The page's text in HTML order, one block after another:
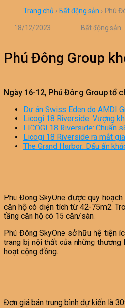
Trang chủ › Bất động sản › Phú
18/12/2023 Bất động sản
Phú Đông Group
Ngày 16-12, Phú Đông Group tổ
Dự án Swiss Eden do AMDI
Licogi 18 Riverside: Vượng
LICOGI 18 Riverside: Chuẩn
Licogi 18 Riverside ra mắt
The Grand Harbor: Dấu ấn
Phú Đông SkyOne được quy
căn hộ có diện tích từ 42-75m2.
tầng căn hộ có 15 căn/sàn.
Phú Đông SkyOne sở hữu hệ tiện
trang bị nội thất của những thương
hoạt cộng đồng.
Đơn giá bán trung bình dự kiến là